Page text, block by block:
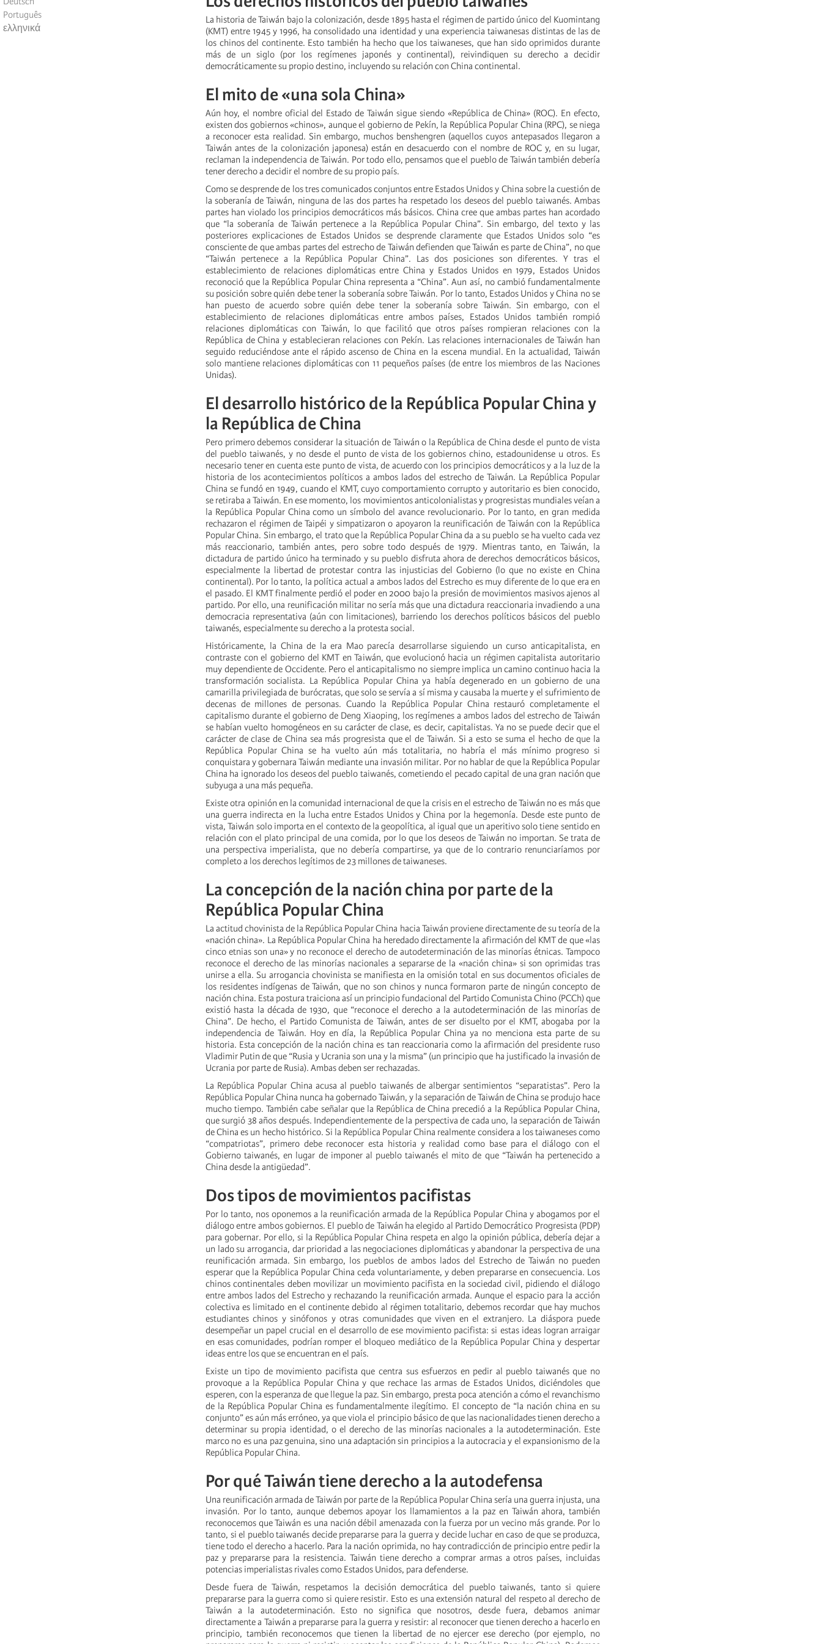
Português
ελληνικά
La historia de Taiwán bajo la colonización, desde 1895 hasta el régimen de partido único del Kuomintang
(KMT) entre 1945 y 1996, ha consolidado una identidad y una experiencia taiwanesas distintas de las de
los chinos del continente. Esto también ha hecho que los taiwaneses, que han sido oprimidos durante
más de un siglo (por los regímenes japonés y continental), reivindiquen su derecho a decidir
democráticamente su propio destino, incluyendo su relación con China continental.
El mito de «una sola China»
Aún hoy, el nombre oficial del Estado de Taiwán sigue siendo «República de China» (ROC). En efecto,
existen dos gobiernos «chinos», aunque el gobierno de Pekín, la República Popular China (RPC), se niega
a reconocer esta realidad. Sin embargo, muchos benshengren (aquellos cuyos antepasados llegaron a
Taiwán antes de la colonización japonesa) están en desacuerdo con el nombre de ROC y, en su lugar,
reclaman la independencia de Taiwán. Por todo ello, pensamos que el pueblo de Taiwán también debería
tener derecho a decidir el nombre de su propio país.
Como se desprende de los tres comunicados conjuntos entre Estados Unidos y China sobre la cuestión de
la soberanía de Taiwán, ninguna de las dos partes ha respetado los deseos del pueblo taiwanés. Ambas
partes han violado los principios democráticos más básicos. China cree que ambas partes han acordado
que “la soberanía de Taiwán pertenece a la República Popular China”. Sin embargo, del texto y las
posteriores explicaciones de Estados Unidos se desprende claramente que Estados Unidos solo “es
consciente de que ambas partes del estrecho de Taiwán defienden que Taiwán es parte de China”, no que
“Taiwán pertenece a la República Popular China”. Las dos posiciones son diferentes. Y tras el
establecimiento de relaciones diplomáticas entre China y Estados Unidos en 1979, Estados Unidos
reconoció que la República Popular China representa a “China”. Aun así, no cambió fundamentalmente
su posición sobre quién debe tener la soberanía sobre Taiwán. Por lo tanto, Estados Unidos y China no se
han puesto de acuerdo sobre quién debe tener la soberanía sobre Taiwán. Sin embargo, con el
establecimiento de relaciones diplomáticas entre ambos países, Estados Unidos también rompió
relaciones diplomáticas con Taiwán, lo que facilitó que otros países rompieran relaciones con la
República de China y establecieran relaciones con Pekín. Las relaciones internacionales de Taiwán han
seguido reduciéndose ante el rápido ascenso de China en la escena mundial. En la actualidad, Taiwán
solo mantiene relaciones diplomáticas con 11 pequeños países (de entre los miembros de las Naciones
Unidas).
El desarrollo histórico de la República Popular China y
la República de China
Pero primero debemos considerar la situación de Taiwán o la República de China desde el punto de vista
del pueblo taiwanés, y no desde el punto de vista de los gobiernos chino, estadounidense u otros. Es
necesario tener en cuenta este punto de vista, de acuerdo con los principios democráticos y a la luz de la
historia de los acontecimientos políticos a ambos lados del estrecho de Taiwán. La República Popular
China se fundó en 1949, cuando el KMT, cuyo comportamiento corrupto y autoritario es bien conocido,
se retiraba a Taiwán. En ese momento, los movimientos anticolonialistas y progresistas mundiales veían a
la República Popular China como un símbolo del avance revolucionario. Por lo tanto, en gran medida
rechazaron el régimen de Taipéi y simpatizaron o apoyaron la reunificación de Taiwán con la República
Popular China. Sin embargo, el trato que la República Popular China da a su pueblo se ha vuelto cada vez
más reaccionario, también antes, pero sobre todo después de 1979. Mientras tanto, en Taiwán, la
dictadura de partido único ha terminado y su pueblo disfruta ahora de derechos democráticos básicos,
especialmente la libertad de protestar contra las injusticias del Gobierno (lo que no existe en China
continental). Por lo tanto, la política actual a ambos lados del Estrecho es muy diferente de lo que era en
el pasado. El KMT finalmente perdió el poder en 2000 bajo la presión de movimientos masivos ajenos al
partido. Por ello, una reunificación militar no sería más que una dictadura reaccionaria invadiendo a una
democracia representativa (aún con limitaciones), barriendo los derechos políticos básicos del pueblo
taiwanés, especialmente su derecho a la protesta social.
Históricamente, la China de la era Mao parecía desarrollarse siguiendo un curso anticapitalista, en
contraste con el gobierno del KMT en Taiwán, que evolucionó hacia un régimen capitalista autoritario
muy dependiente de Occidente. Pero el anticapitalismo no siempre implica un camino continuo hacia la
transformación socialista. La República Popular China ya había degenerado en un gobierno de una
camarilla privilegiada de burócratas, que solo se servía a sí misma y causaba la muerte y el sufrimiento de
decenas de millones de personas. Cuando la República Popular China restauró completamente el
capitalismo durante el gobierno de Deng Xiaoping, los regímenes a ambos lados del estrecho de Taiwán
se habían vuelto homogéneos en su carácter de clase, es decir, capitalistas. Ya no se puede decir que el
carácter de clase de China sea más progresista que el de Taiwán. Si a esto se suma el hecho de que la
República Popular China se ha vuelto aún más totalitaria, no habría el más mínimo progreso si
conquistara y gobernara Taiwán mediante una invasión militar. Por no hablar de que la República Popular
China ha ignorado los deseos del pueblo taiwanés, cometiendo el pecado capital de una gran nación que
subyuga a una más pequeña.
Existe otra opinión en la comunidad internacional de que la crisis en el estrecho de Taiwán no es más que
una guerra indirecta en la lucha entre Estados Unidos y China por la hegemonía. Desde este punto de
vista, Taiwán solo importa en el contexto de la geopolítica, al igual que un aperitivo solo tiene sentido en
relación con el plato principal de una comida, por lo que los deseos de Taiwán no importan. Se trata de
una perspectiva imperialista, que no debería compartirse, ya que de lo contrario renunciaríamos por
completo a los derechos legítimos de 23 millones de taiwaneses.
La concepción de la nación china por parte de la
República Popular China
La actitud chovinista de la República Popular China hacia Taiwán proviene directamente de su teoría de la
«nación china». La República Popular China ha heredado directamente la afirmación del KMT de que «las
cinco etnias son una» y no reconoce el derecho de autodeterminación de las minorías étnicas. Tampoco
reconoce el derecho de las minorías nacionales a separarse de la «nación china» si son oprimidas tras
unirse a ella. Su arrogancia chovinista se manifiesta en la omisión total en sus documentos oficiales de
los residentes indígenas de Taiwán, que no son chinos y nunca formaron parte de ningún concepto de
nación china. Esta postura traiciona así un principio fundacional del Partido Comunista Chino (PCCh) que
existió hasta la década de 1930, que “reconoce el derecho a la autodeterminación de las minorías de
China”. De hecho, el Partido Comunista de Taiwán, antes de ser disuelto por el KMT, abogaba por la
independencia de Taiwán. Hoy en día, la República Popular China ya no menciona esta parte de su
historia. Esta concepción de la nación china es tan reaccionaria como la afirmación del presidente ruso
Vladimir Putin de que “Rusia y Ucrania son una y la misma” (un principio que ha justificado la invasión de
Ucrania por parte de Rusia). Ambas deben ser rechazadas.
La República Popular China acusa al pueblo taiwanés de albergar sentimientos “separatistas”. Pero la
República Popular China nunca ha gobernado Taiwán, y la separación de Taiwán de China se produjo hace
mucho tiempo. También cabe señalar que la República de China precedió a la República Popular China,
que surgió 38 años después. Independientemente de la perspectiva de cada uno, la separación de Taiwán
de China es un hecho histórico. Si la República Popular China realmente considera a los taiwaneses como
“compatriotas”, primero debe reconocer esta historia y realidad como base para el diálogo con el
Gobierno taiwanés, en lugar de imponer al pueblo taiwanés el mito de que “Taiwán ha pertenecido a
China desde la antigüedad”.
Dos tipos de movimientos pacifistas
Por lo tanto, nos oponemos a la reunificación armada de la República Popular China y abogamos por el
diálogo entre ambos gobiernos. El pueblo de Taiwán ha elegido al Partido Democrático Progresista (PDP)
para gobernar. Por ello, si la República Popular China respeta en algo la opinión pública, debería dejar a
un lado su arrogancia, dar prioridad a las negociaciones diplomáticas y abandonar la perspectiva de una
reunificación armada. Sin embargo, los pueblos de ambos lados del Estrecho de Taiwán no pueden
esperar que la República Popular China ceda voluntariamente, y deben prepararse en consecuencia. Los
chinos continentales deben movilizar un movimiento pacifista en la sociedad civil, pidiendo el diálogo
entre ambos lados del Estrecho y rechazando la reunificación armada. Aunque el espacio para la acción
colectiva es limitado en el continente debido al régimen totalitario, debemos recordar que hay muchos
estudiantes chinos y sinófonos y otras comunidades que viven en el extranjero. La diáspora puede
desempeñar un papel crucial en el desarrollo de ese movimiento pacifista: si estas ideas logran arraigar
en esas comunidades, podrían romper el bloqueo mediático de la República Popular China y despertar
ideas entre los que se encuentran en el país.
Existe un tipo de movimiento pacifista que centra sus esfuerzos en pedir al pueblo taiwanés que no
provoque a la República Popular China y que rechace las armas de Estados Unidos, diciéndoles que
esperen, con la esperanza de que llegue la paz. Sin embargo, presta poca atención a cómo el revanchismo
de la República Popular China es fundamentalmente ilegítimo. El concepto de “la nación china en su
conjunto” es aún más erróneo, ya que viola el principio básico de que las nacionalidades tienen derecho a
determinar su propia identidad, o el derecho de las minorías nacionales a la autodeterminación. Este
marco no es una paz genuina, sino una adaptación sin principios a la autocracia y el expansionismo de la
República Popular China.
Por qué Taiwán tiene derecho a la autodefensa
Una reunificación armada de Taiwán por parte de la República Popular China sería una guerra injusta, una
invasión. Por lo tanto, aunque debemos apoyar los llamamientos a la paz en Taiwán ahora, también
reconocemos que Taiwán es una nación débil amenazada con la fuerza por un vecino más grande. Por lo
tanto, si el pueblo taiwanés decide prepararse para la guerra y decide luchar en caso de que se produzca,
tiene todo el derecho a hacerlo. Para la nación oprimida, no hay contradicción de principio entre pedir la
paz y prepararse para la resistencia. Taiwán tiene derecho a comprar armas a otros países, incluidas
potencias imperialistas rivales como Estados Unidos, para defenderse.
Desde fuera de Taiwán, respetamos la decisión democrática del pueblo taiwanés, tanto si quiere
prepararse para la guerra como si quiere resistir. Esto es una extensión natural del respeto al derecho de
Taiwán a la autodeterminación. Esto no significa que nosotros, desde fuera, debamos animar
directamente a Taiwán a prepararse para la guerra y resistir: al reconocer que tienen derecho a hacerlo en
principio, también reconocemos que tienen la libertad de no ejercer ese derecho (por ejemplo, no